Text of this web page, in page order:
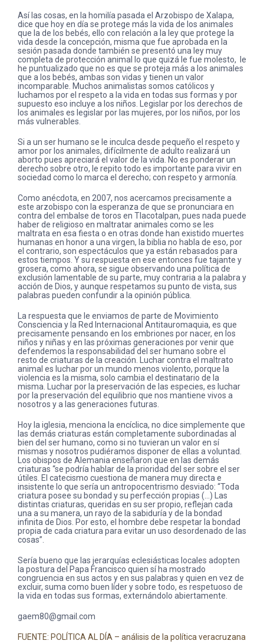
Así las cosas, en la homilía pasada el Arzobispo de Xalapa,
dice que hoy en día se protege más la vida de los animales
que la de los bebés, ello con relación a la ley que protege la
vida desde la concepción, misma que fue aprobada en la
sesión pasada donde también se presentó una ley muy
completa de protección animal lo que quizá le fue molesto, le
he puntualizado que no es que se proteja más a los animales
que a los bebés, ambas son vidas y tienen un valor
incomparable. Muchos animalistas somos católicos y
luchamos por el respeto a la vida en todas sus formas y por
supuesto eso incluye a los niños. Legislar por los derechos de
los animales es legislar por las mujeres, por los niños, por los
más vulnerables.
Si a un ser humano se le inculca desde pequeño el respeto y
amor por los animales, difícilmente de adulto realizará un
aborto pues apreciará el valor de la vida. No es ponderar un
derecho sobre otro, le repito todo es importante para vivir en
sociedad como lo marca el derecho; con respeto y armonía.
Como anécdota, en 2007, nos acercamos precisamente a
este arzobispo con la esperanza de que se pronunciara en
contra del embalse de toros en Tlacotalpan, pues nada puede
haber de religioso en maltratar animales como se les
maltrata en esa fiesta o en otras donde han existido muertes
humanas en honor a una virgen, la biblia no habla de eso, por
el contrario, son espectáculos que ya están rebasados para
estos tiempos. Y su respuesta en ese entonces fue tajante y
grosera, como ahora, se sigue observando una política de
exclusión lamentable de su parte, muy contraria a la palabra y
acción de Dios, y aunque respetamos su punto de vista, sus
palabras pueden confundir a la opinión pública.
La respuesta que le enviamos de parte de Movimiento
Consciencia y la Red Internacional Antitauromaquia, es que
precisamente pensando en los embriones por nacer, en los
niños y niñas y en las próximas generaciones por venir que
defendemos la responsabilidad del ser humano sobre el
resto de criaturas de la creación. Luchar contra el maltrato
animal es luchar por un mundo menos violento, porque la
violencia es la misma, solo cambia el destinatario de la
misma. Luchar por la preservación de las especies, es luchar
por la preservación del equilibrio que nos mantiene vivos a
nosotros y a las generaciones futuras.
Hoy la iglesia, menciona la encíclica, no dice simplemente que
las demás criaturas están completamente subordinadas al
bien del ser humano, como si no tuvieran un valor en sí
mismas y nosotros pudiéramos disponer de ellas a voluntad.
Los obispos de Alemania enseñaron que en las demás
criaturas “se podría hablar de la prioridad del ser sobre el ser
útiles. El catecismo cuestiona de manera muy directa e
insistente lo que sería un antropocentrismo desviado: “Toda
criatura posee su bondad y su perfección propias (…) Las
distintas criaturas, queridas en su ser propio, reflejan cada
una a su manera, un rayo de la sabiduría y de la bondad
infinita de Dios. Por esto, el hombre debe respetar la bondad
propia de cada criatura para evitar un uso desordenado de las
cosas”.
Sería bueno que las jerarquías eclesiásticas locales adopten
la postura del Papa Francisco quien sí ha mostrado
congruencia en sus actos y en sus palabras y quien en vez de
excluir, suma como buen líder y sobre todo, es respetuoso de
la vida en todas sus formas, externándolo abiertamente.
gaem80@gmail.com
FUENTE: POLÍTICA AL DÍA – análisis de la política veracruzana